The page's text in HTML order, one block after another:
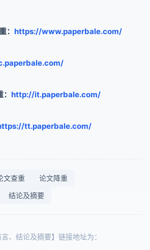
： https://www.paperbale.com/
http://it.paperbale.com/
tt.paperbale.com/
文查重
论文降重
结论及摘要
、结论及摘要】链接地址为：